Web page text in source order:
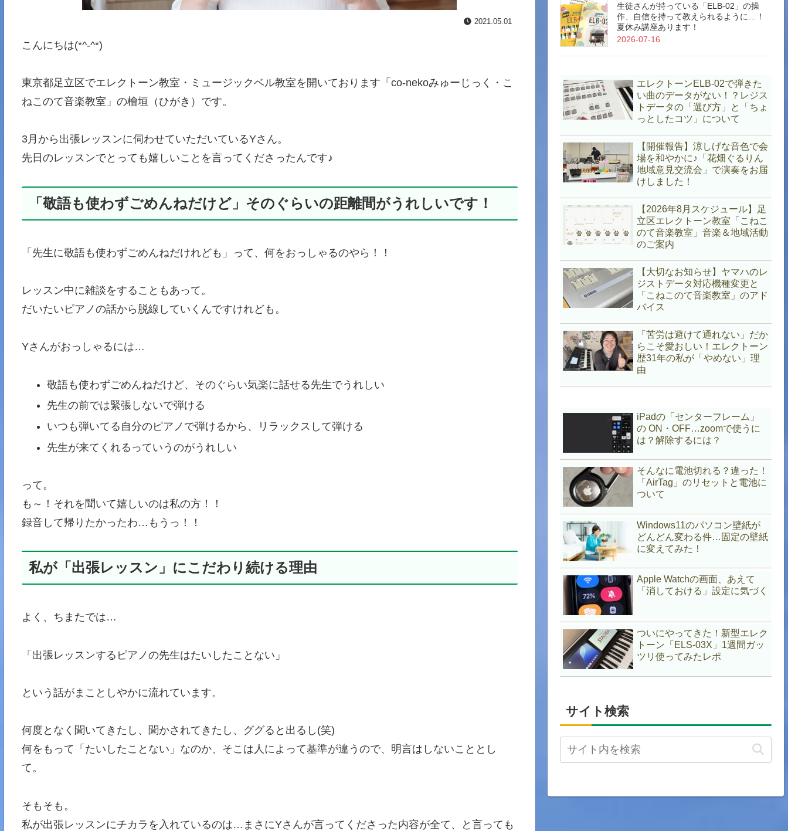
2021.05.01
こんにちは(*^-^*)
東京都足立区でエレクトーン教室・ミュージックベル教室を開いております「co-nekoみゅーじっく・こ
ねこのて音楽教室」の檜垣（ひがき）です。
3月から出張レッスンに伺わせていただいているYさん。
先日のレッスンでとっても嬉しいことを言ってくださったんです♪
「敬語も使わずごめんねだけど」そのぐらいの距離間がうれしいです！
「先生に敬語も使わずごめんねだけれども」って、何をおっしゃるのやら！！
レッスン中に雑談をすることもあって。
だいたいピアノの話から脱線していくんですけれども。
Yさんがおっしゃるには…
敬語も使わずごめんねだけど、そのぐらい気楽に話せる先生でうれしい
先生の前では緊張しないで弾ける
いつも弾いてる自分のピアノで弾けるから、リラックスして弾ける
先生が来てくれるっていうのがうれしい
って。
も～！それを聞いて嬉しいのは私の方！！
録音して帰りたかったわ…もうっ！！
私が「出張レッスン」にこだわり続ける理由
よく、ちまたでは…
「出張レッスンするピアノの先生はたいしたことない」
という話がまことしやかに流れています。
何度となく聞いてきたし、聞かされてきたし、ググると出るし(笑)
何をもって「たいしたことない」なのか、そこは人によって基準が違うので、明言はしないこととし
て。
そもそも。
私が出張レッスンにチカラを入れているのは…まさにYさんが言ってくださった内容が全て、と言っても
生徒さんが持っている「ELB-02」の操
作、自信を持って教えられるように…！
夏休み講座あります！
2026-07-16
エレクトーンELB-02で弾きた
い曲のデータがない！？レジス
トデータの「選び方」と「ちょ
っとしたコツ」について
【開催報告】涼しげな音色で会
場を和やかに♪「花畑ぐるりん
地域意見交流会」で演奏をお届
けしました！
【2026年8月スケジュール】足
立区エレクトーン教室「こねこ
のて音楽教室」音楽＆地域活動
のご案内
【大切なお知らせ】ヤマハのレ
ジストデータ対応機種変更と
「こねこのて音楽教室」のアド
バイス
「苦労は避けて通れない」だか
らこそ愛おしい！エレクトーン
歴31年の私が「やめない」理
由
iPadの「センターフレーム」
の ON・OFF…zoomで使うに
は？解除するには？
そんなに電池切れる？違った！
「AirTag」のリセットと電池に
ついて
Windows11のパソコン壁紙が
どんどん変わる件…固定の壁紙
に変えてみた！
Apple Watchの画面、あえて
「消しておける」設定に気づく
ついにやってきた！新型エレク
トーン「ELS-03X」1週間ガッ
ツリ使ってみたレポ
サイト検索